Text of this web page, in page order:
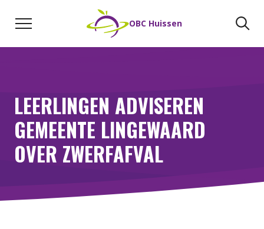
OBC Huissen
LEERLINGEN ADVISEREN
GEMEENTE LINGEWAARD
OVER ZWERFAFVAL